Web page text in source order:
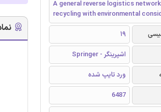
A general reverse logistics
recycling with environmental
19
اشپرینگر - Springer
ورد تایپ شده
6487